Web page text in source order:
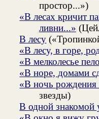
простор...»)
«В лесах кричит
ливни...»
В лесу
«В лесу, в горе,
«В мелколесье
«В норе, домами
«В ночь
звезды)
В одной знакомой